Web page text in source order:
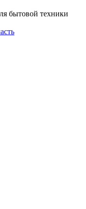
бытовой техники